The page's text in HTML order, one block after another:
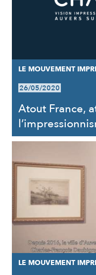
LE MOUVEMENT
26/05/2020
Atout France,
LE MOUVEMENT